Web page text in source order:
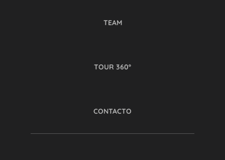
TEAM
TOUR 360º
CONTACTO